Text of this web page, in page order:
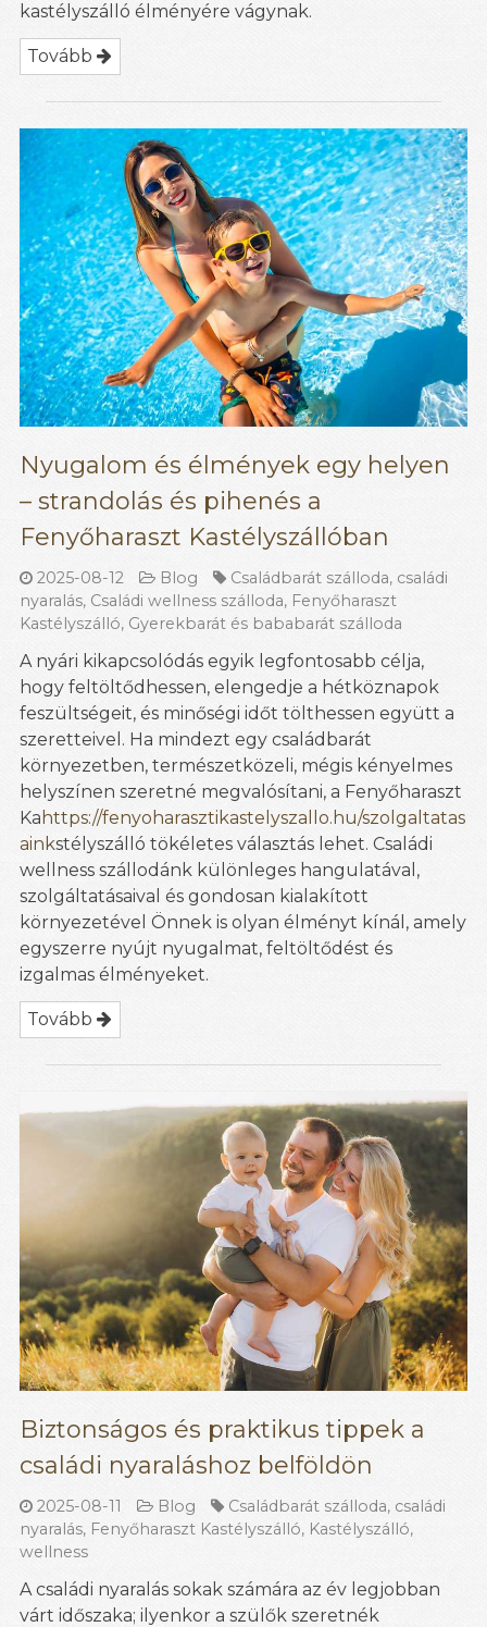
kastélyszálló élményére vágynak.
Tovább
Nyugalom és élmények egy helyen
– strandolás és pihenés a
Fenyőharaszt Kastélyszállóban
2025-08-12 Blog Családbarát szálloda, családi
nyaralás, Családi wellness szálloda, Fenyőharaszt
Kastélyszálló, Gyerekbarát és bababarát szálloda
A nyári kikapcsolódás egyik legfontosabb célja,
hogy feltöltődhessen, elengedje a hétköznapok
feszültségeit, és minőségi időt tölthessen együtt a
szeretteivel. Ha mindezt egy családbarát
környezetben, természetközeli, mégis kényelmes
helyszínen szeretné megvalósítani, a Fenyőharaszt
Ka https://fenyoharasztikastelyszallo.hu/szolgaltatas
ainkstélyszálló tökéletes választás lehet. Családi
wellness szállodánk különleges hangulatával,
szolgáltatásaival és gondosan kialakított
környezetével Önnek is olyan élményt kínál, amely
egyszerre nyújt nyugalmat, feltöltődést és
izgalmas élményeket.
Tovább
Biztonságos és praktikus tippek a
családi nyaraláshoz belföldön
2025-08-11 Blog Családbarát szálloda, családi
nyaralás, Fenyőharaszt Kastélyszálló, Kastélyszálló,
wellness
A családi nyaralás sokak számára az év legjobban
várt időszaka; ilyenkor a szülők szeretnék